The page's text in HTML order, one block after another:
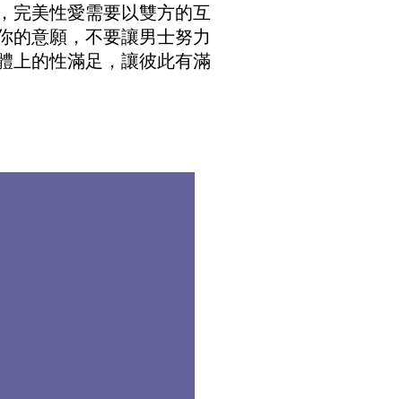
完美性愛需要以雙方的互
的意願，不要讓男士努力
上的性滿足，讓彼此有滿